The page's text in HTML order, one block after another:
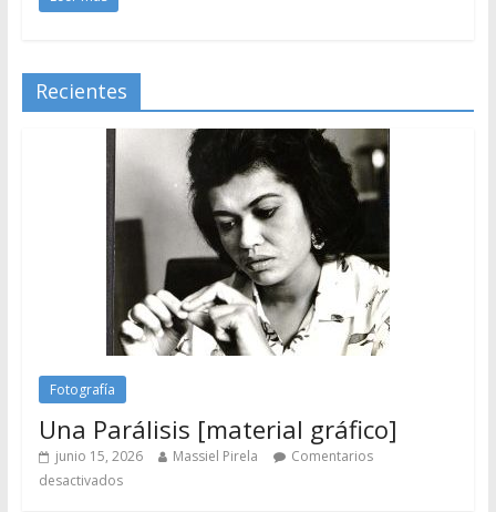
Recientes
Fotografía
Una Parálisis [material gráfico]
junio 15, 2026 Massiel Pirela
Comentarios
desactivados